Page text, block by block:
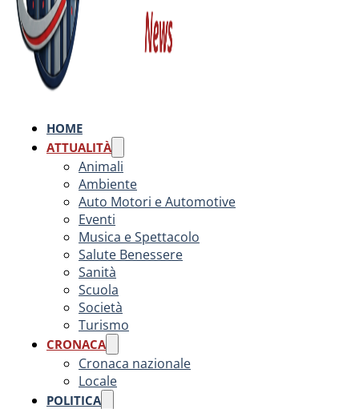
HOME
ATTUALITÀ
Animali
Ambiente
Auto Motori e Automotive
Eventi
Musica e Spettacolo
Salute Benessere
Sanità
Scuola
Società
Turismo
CRONACA
Cronaca nazionale
Locale
POLITICA